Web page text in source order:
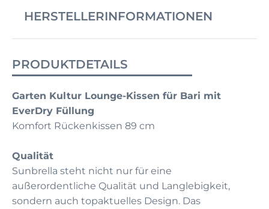
HERSTELLERINFORMATIONEN
PRODUKTDETAILS
Garten Kultur Lounge-Kissen für Bari mit
EverDry Füllung
Komfort Rückenkissen 89 cm
Qualität
Sunbrella steht nicht nur für eine
außerordentliche Qualität und Langlebigkeit,
sondern auch topaktuelles Design. Das